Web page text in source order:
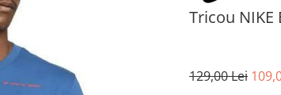
Tricou NIKE
129,00 Lei